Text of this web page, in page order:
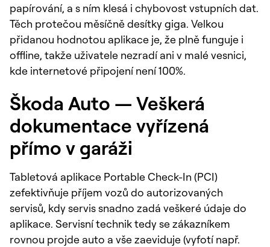
papírování, a s ním klesá i chybovost vstupních dat.
Těch protečou měsíčně desítky giga. Velkou
přidanou hodnotou aplikace je, že plně funguje i
offline, takže uživatele nezradí ani v malé vesnici,
kde internetové připojení není 100%.
Škoda Auto — Veškerá
dokumentace vyřízená
přímo v garáži
Tabletová aplikace Portable Check-In (PCI)
zefektivňuje příjem vozů do autorizovaných
servisů, kdy servis snadno zadá veškeré údaje do
aplikace. Servisní technik tedy se zákazníkem
rovnou projde auto a vše zaeviduje (vyfotí např.